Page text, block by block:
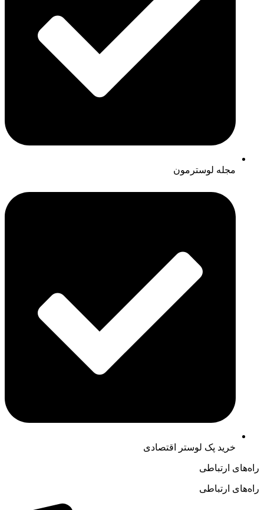
مجله لوسترمون
خرید پک لوستر اقتصادی
راه‌های ارتباطی
راه‌های ارتباطی